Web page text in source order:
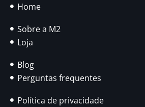
Home
Sobre a M2
Loja
Blog
Perguntas frequentes
Política de privacidade